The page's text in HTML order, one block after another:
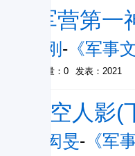
"军营第
程刚 - 《军事
被引量：0 发表：2021
星空人影(
徐闳旻- 《军